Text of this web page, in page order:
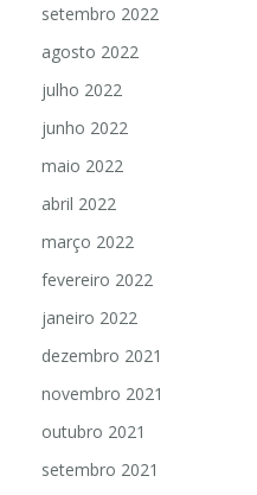
setembro 2022
agosto 2022
julho 2022
junho 2022
maio 2022
abril 2022
março 2022
fevereiro 2022
janeiro 2022
dezembro 2021
novembro 2021
outubro 2021
setembro 2021